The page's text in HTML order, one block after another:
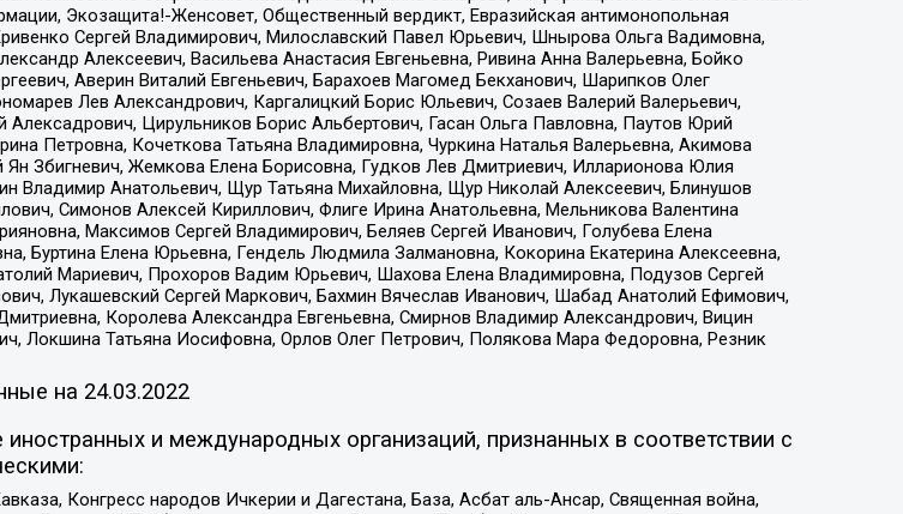
Экозащита!-Женсовет, Общественный вердикт, Евразийская антимонопольная
Сергей Владимирович, Милославский Павел Юрьевич, Шнырова Ольга Вадимовна,
Алексеевич, Васильева Анастасия Евгеньевна, Ривина Анна Валерьевна, Бойко
Аверин Виталий Евгеньевич, Барахоев Магомед Бекханович, Шарипков Олег
Лев Александрович, Каргалицкий Борис Юльевич, Созаев Валерий Валерьевич,
Цирульников Борис Альбертович, Гасан Ольга Павловна, Паутов Юрий
Петровна, Кочеткова Татьяна Владимировна, Чуркина Наталья Валерьевна, Акимова
Ян Збигневич, Жемкова Елена Борисовна, Гудков Лев Дмитриевич, Илларионова Юлия
Владимир Анатольевич, Щур Татьяна Михайловна, Щур Николай Алексеевич, Блинушов
Симонов Алексей Кириллович, Флиге Ирина Анатольевна, Мельникова Валентина
Максимов Сергей Владимирович, Беляев Сергей Иванович, Голубева Елена
Буртина Елена Юрьевна, Гендель Людмила Залмановна, Кокорина Екатерина Алексеевна,
Мариевич, Прохоров Вадим Юрьевич, Шахова Елена Владимировна, Подузов Сергей
Лукашевский Сергей Маркович, Бахмин Вячеслав Иванович, Шабад Анатолий Ефимович,
Королева Александра Евгеньевна, Смирнов Владимир Александрович, Вицин
Локшина Татьяна Иосифовна, Орлов Олег Петрович, Полякова Мара Федоровна, Резник
на 24.03.2022
и международных организаций, признанных в соответствии с
Конгресс народов Ичкерии и Дагестана, База, Асбат аль-Ансар, Священная война,